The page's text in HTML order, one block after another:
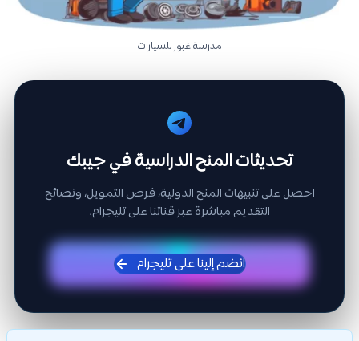
مدرسة غبور للسيارات
تحديثات المنح الدراسية في جيبك
احصل على تنبيهات المنح الدولية، فرص التمويل، ونصائح
التقديم مباشرة عبر قناتنا على تليجرام.
انضم إلينا على تليجرام